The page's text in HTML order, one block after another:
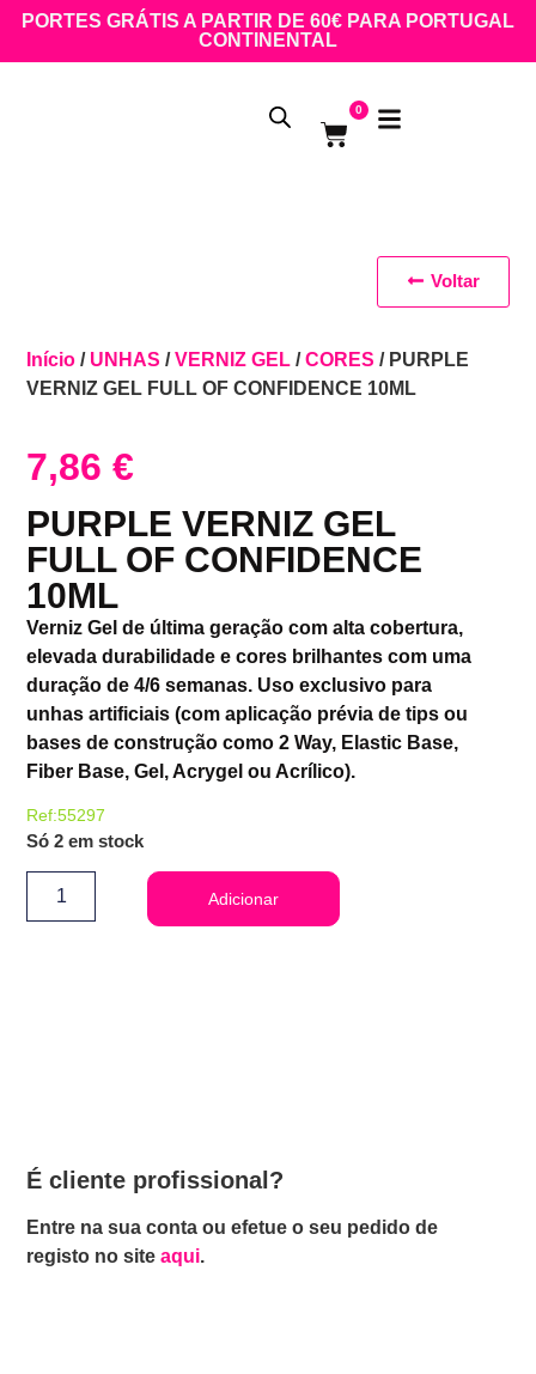
PORTES GRÁTIS A PARTIR DE 60€ PARA PORTUGAL
CONTINENTAL
0
Início / UNHAS /VERNIZ GEL /CORES / PURPLE
VERNIZ GEL FULL OF CONFIDENCE 10ML
7,86€
PURPLE VERNIZ GEL
FULL OF CONFIDENCE
10ML
Verniz Gel de última geração com alta cobertura,
elevada durabilidade e cores brilhantes com uma
duração de 4/6 semanas. Uso exclusivo para
unhas artificiais (com aplicação prévia de tips ou
bases de construção como 2 Way, Elastic Base,
Fiber Base, Gel, Acrygel ou Acrílico).
Ref:55297
Só 2 em stock
Adicionar
É cliente profissional?
Entre na sua conta ou efetue o seu pedido de
registo no siteaqui.
Voltar